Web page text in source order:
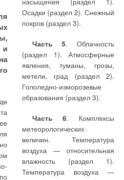
и
Осадки (раздел 2). Снежный
покров (раздел 3).
Часть 5. Облачность
(раздел 1). Атмосферные
явления, туманы, грозы,
метели, град (раздел 2).
Гололедно-изморозевые
образования (раздел 3).
Часть 6. Комплексы
метеорологических
величин. Температура
воздуха — относительная
влажность (раздел 1).
Температура воздуха —
удаленность населенного
пункта от ГНС по
км. Преобразуем (1) и (2) с
учетом (3) и (4).
продукта l
, при котором
затраты в резервуарные и
баллонные системы
газоснабжения одинаковы,
находятся из равенства З
р=
Зб. Приравнивая (5) и (6), и
• свыше 70 % при
входной концентрации
20 до 35 мг/л.
Водовоздушная
промывка загрузки фильтра
(в течение 4 мин.)
обеспечивает ее полную
восстановлением
первоначальных потерь
напора воды при
фильтровании. Были
отработаны режимы
промывки с приведением